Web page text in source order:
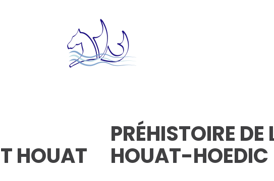
HOUAT
PRÉHISTOIRE
HOUAT-HOEDIC